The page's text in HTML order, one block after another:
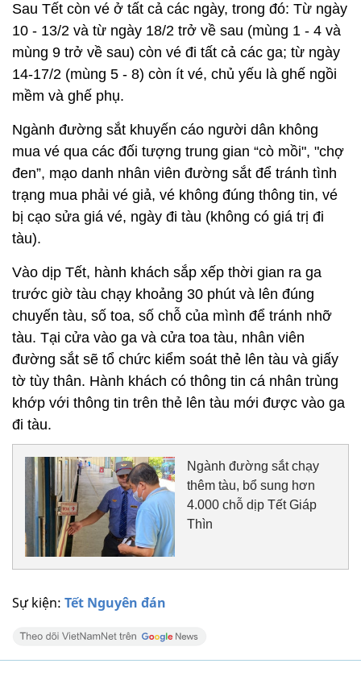
Sự kiện: Tết Nguyên đán
Sau Tết còn vé ở tất cả các ngày, trong đó: Từ ngày
10 - 13/2 và từ ngày 18/2 trở về sau (mùng 1 - 4 và
mùng 9 trở về sau) còn vé đi tất cả các ga; từ ngày
14-17/2 (mùng 5 - 8) còn ít vé, chủ yếu là ghế ngồi
mềm và ghế phụ.
Ngành đường sắt khuyến cáo người dân không
mua vé qua các đối tượng trung gian “cò mồi", "chợ
đen”, mạo danh nhân viên đường sắt để tránh tình
trạng mua phải vé giả, vé không đúng thông tin, vé
bị cạo sửa giá vé, ngày đi tàu (không có giá trị đi
tàu).
Vào dịp Tết, hành khách sắp xếp thời gian ra ga
trước giờ tàu chạy khoảng 30 phút và lên đúng
chuyến tàu, số toa, số chỗ của mình để tránh nhỡ
tàu. Tại cửa vào ga và cửa toa tàu, nhân viên
đường sắt sẽ tổ chức kiểm soát thẻ lên tàu và giấy
tờ tùy thân. Hành khách có thông tin cá nhân trùng
khớp với thông tin trên thẻ lên tàu mới được vào ga
đi tàu.
Ngành đường sắt chạy
thêm tàu, bổ sung hơn
4.000 chỗ dịp Tết Giáp
Thìn